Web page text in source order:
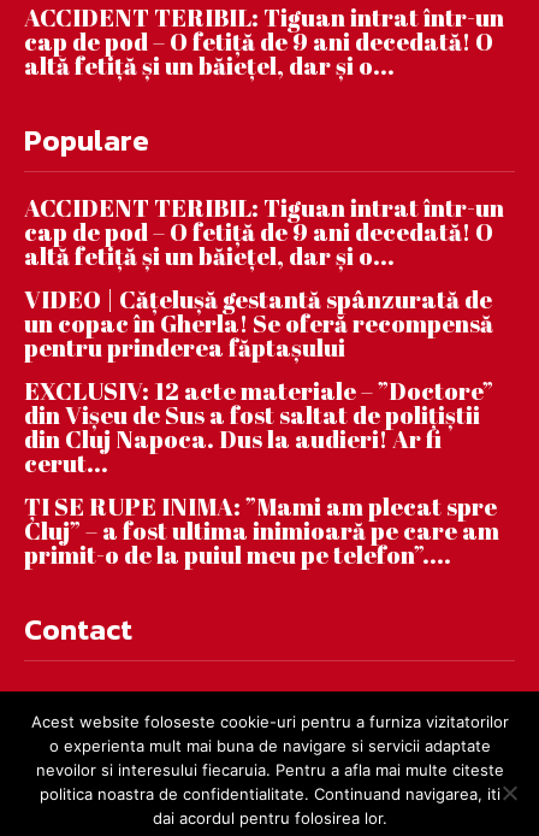
ACCIDENT TERIBIL: Tiguan intrat într-un
cap de pod – O fetiță de 9 ani decedată! O
altă fetiță și un băiețel, dar și o...
Populare
ACCIDENT TERIBIL: Tiguan intrat într-un
cap de pod – O fetiță de 9 ani decedată! O
altă fetiță și un băiețel, dar și o...
VIDEO | Căţeluşă gestantă spânzurată de
un copac în Gherla! Se oferă recompensă
pentru prinderea făptaşului
EXCLUSIV: 12 acte materiale – ”Doctore”
din Vișeu de Sus a fost saltat de polițiștii
din Cluj Napoca. Dus la audieri! Ar fi
cerut...
ȚI SE RUPE INIMA: ”Mami am plecat spre
Cluj” – a fost ultima inimioară pe care am
primit-o de la puiul meu pe telefon”....
Contact
Acest website foloseste cookie-uri pentru a furniza vizitatorilor
o experienta mult mai buna de navigare si servicii adaptate
nevoilor si interesului fiecaruia. Pentru a afla mai multe citeste
politica noastra de confidentialitate. Continuand navigarea, iti
dai acordul pentru folosirea lor.